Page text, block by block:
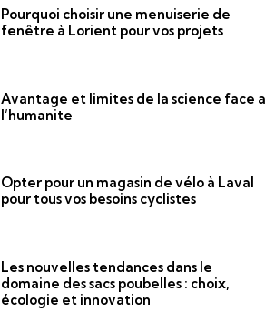
Pourquoi choisir une menuiserie de
fenêtre à Lorient pour vos projets
Avantage et limites de la science face a
l’humanite
Opter pour un magasin de vélo à Laval
pour tous vos besoins cyclistes
Les nouvelles tendances dans le
domaine des sacs poubelles : choix,
écologie et innovation